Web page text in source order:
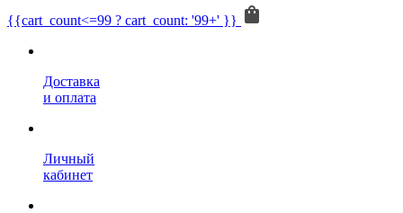
{{cart_count<=99 ? cart_count: '99+' }}
Доставка
и оплата
Личный
кабинет